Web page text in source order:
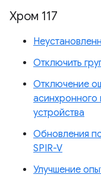
Хром 117
Отключить
Отключение
асинхронного
устройства
Обновления
SPIR-V
Улучшение